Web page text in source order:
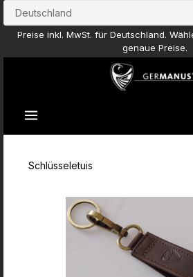
Zum Hauptinhalt springen
Preise inkl. MwSt. für Deutschland.
genaue Preise.
Schlüsseletuis